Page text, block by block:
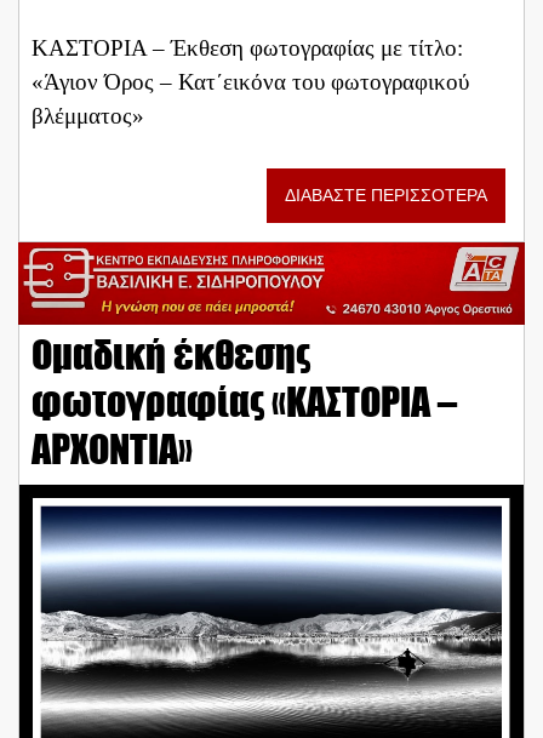
ΚΑΣΤΟΡΙΑ – Έκθεση φωτογραφίας με τίτλο:
«Άγιον Όρος – Κατ΄εικόνα του φωτογραφικού
βλέμματος»
ΔΙΑΒΑΣΤΕ ΠΕΡΙΣΣΟΤΕΡΑ
Oμαδική έκθεσης
φωτογραφίας «ΚΑΣΤΟΡΙΑ –
ΑΡΧΟΝΤΙΑ»